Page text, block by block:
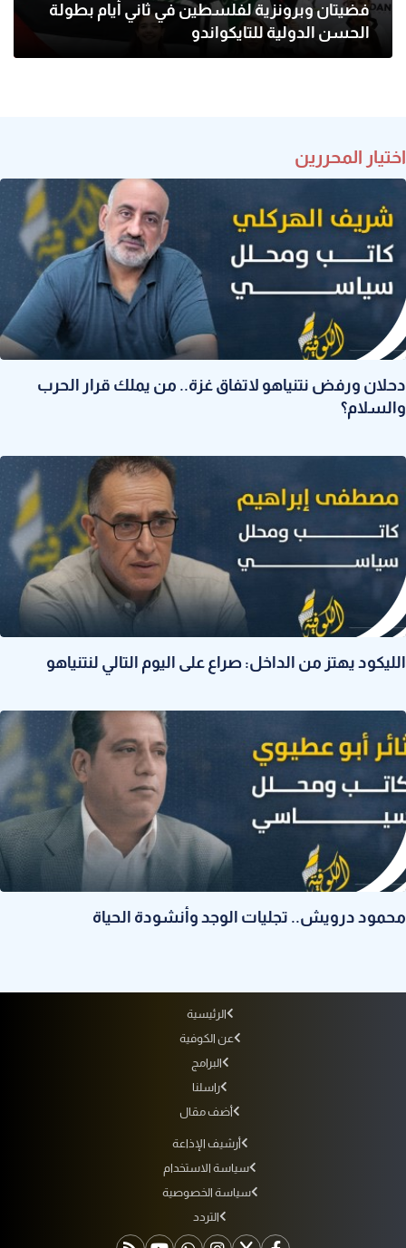
فضيتان وبرونزية لفلسطين في ثاني أيام بطولة
الحسن الدولية للتايكواندو
اختيار المحررين
دحلان ورفض نتنياهو لاتفاق غزة.. من يملك قرار الحرب
والسلام؟
الليكود يهتز من الداخل: صراع على اليوم التالي لنتنياهو
محمود درويش.. تجليات الوجد وأنشودة الحياة
الرئيسية
عن الكوفية
البرامج
راسلنا
أضف مقال
أرشيف الإذاعة
سياسة الاستخدام
سياسة الخصوصية
التردد